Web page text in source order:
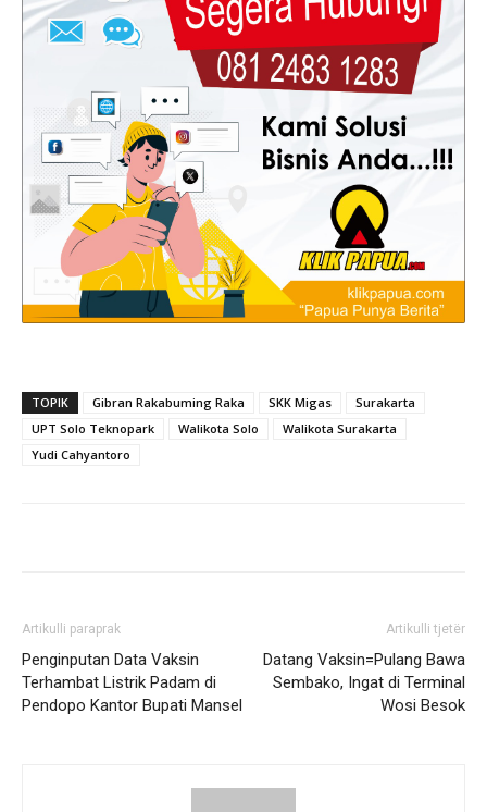
TOPIK Gibran Rakabuming Raka SKK Migas
Surakarta
UPT Solo Teknopark
Walikota Solo
Walikota Surakarta
Yudi Cahyantoro
Artikulli paraprak
Penginputan Data Vaksin
Terhambat Listrik Padam di
Pendopo Kantor Bupati Mansel
Artikulli tjetër
Datang Vaksin=Pulang Bawa
Sembako, Ingat di Terminal
Wosi Besok